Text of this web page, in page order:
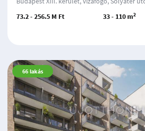
73.2 - 256.5 M Ft
33 - 110 m2
66 lakás